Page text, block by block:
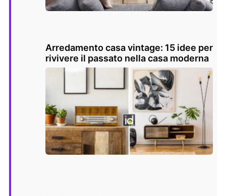
Arredamento casa vintage: 15 idee per
rivivere il passato nella casa moderna